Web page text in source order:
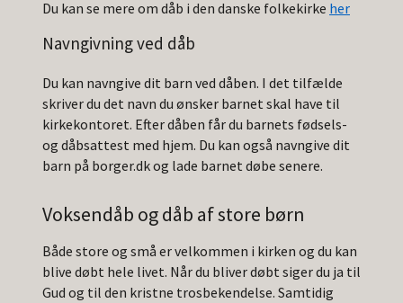
Du kan se mere om dåb i den danske folkekirke her
Navngivning ved dåb
Du kan navngive dit barn ved dåben. I det tilfælde
skriver du det navn du ønsker barnet skal have til
kirkekontoret. Efter dåben får du barnets fødsels-
og dåbsattest med hjem. Du kan også navngive dit
barn på borger.dk og lade barnet døbe senere.
Voksendåb og dåb af store børn
Både store og små er velkommen i kirken og du kan
blive døbt hele livet. Når du bliver døbt siger du ja til
Gud og til den kristne trosbekendelse. Samtidig